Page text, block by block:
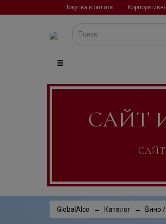
Покупка и оплата
САЙТ
САЙТ
GlobalAlco Каталог Вино